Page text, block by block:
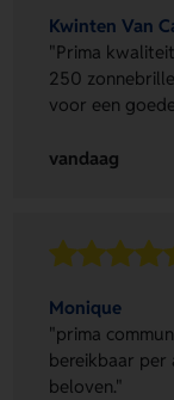
Kwinten Van
"Prima
250
voor een
vandaag
Monique
"prima
bereikbaar per
beloven."